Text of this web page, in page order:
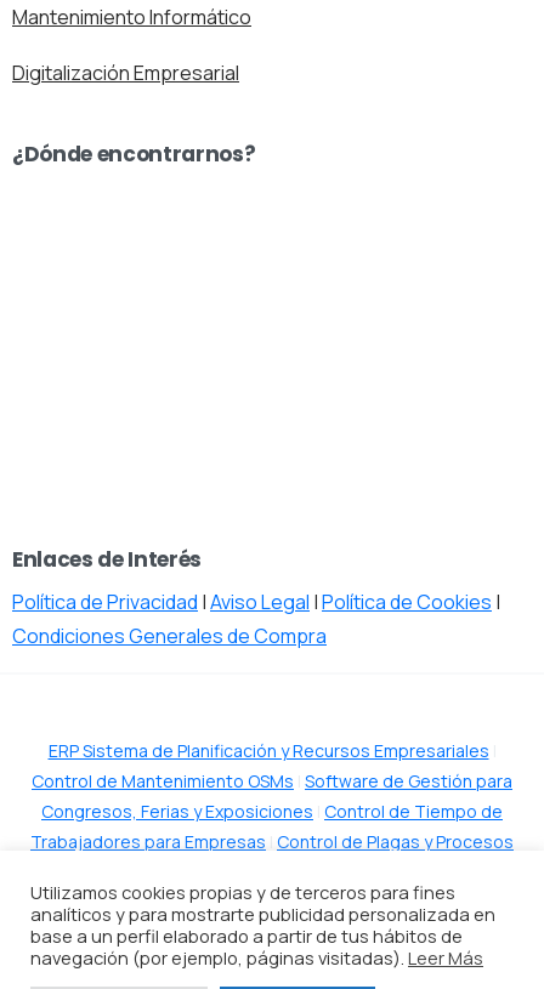
Mantenimiento Informático
Digitalización Empresarial
¿Dónde encontrarnos?
Enlaces de Interés
Política de Privacidad |Aviso Legal |Política de Cookies |
Condiciones Generales de Compra
ERP Sistema de Planificación y Recursos Empresariales
Control de Mantenimiento OSMs Software de Gestión para
Congresos, Ferias y Exposiciones Control de Tiempo de
Trabajadores para Empresas | Control de Plagas y Procesos
Utilizamos cookies propias y de terceros para fines
analíticos y para mostrarte publicidad personalizada en
base a un perfil elaborado a partir de tus hábitos de
navegación (por ejemplo, páginas visitadas). Leer Más